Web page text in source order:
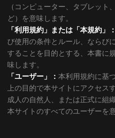
（コンピューター、タブレット
ど）を意味します。
「利用規約」または「本規約」：
び使用の条件とルール、ならび
することを目的とする、本書に
味します。
「ユーザー」： 本利用規約に基
上の目的で本サイトにアクセス
成人の自然人、または正式に組
本サイトのすべてのユーザーを